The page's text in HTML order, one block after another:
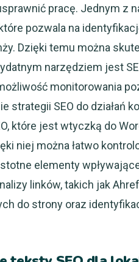
pracę. Jednym z
pozwala na
Dzięki temu można
narzędziem jest
monitorowania
strategii SEO do działań
które jest wtyczką do
niej można łatwo
elementy
linków, takich jak
do strony oraz